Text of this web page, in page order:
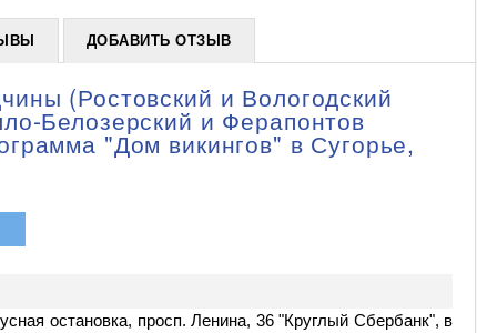
ДОБАВИТЬ ОТЗЫВ
(Ростовский и Вологодский
Белозерский и Ферапонтов
"Дом викингов" в Сугорье,
остановка, просп. Ленина, 36 "Круглый Сбербанк", в